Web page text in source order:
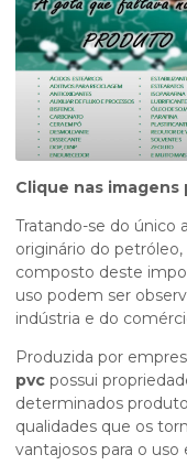
Clique nas imagens
Tratando-se do único
originário do petróleo,
composto deste
uso podem ser
indústria e do
Produzida por
pvc possui
determinados
qualidades que os
vantajosos para o